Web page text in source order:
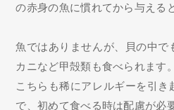
の赤身の魚に慣れてから与える
魚ではありませんが、貝の中で
カニなど甲殻類も食べられます。
こちらも稀にアレルギーを引き
で、初めて食べる時は配慮が必